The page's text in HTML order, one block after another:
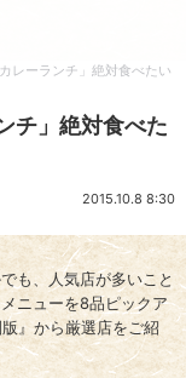
レーランチ」絶対食べたい
チ」絶対食べた
2015.10.8 8:30
も、人気店が多いこと
ニューを8品ピックア
』から厳選店をご紹